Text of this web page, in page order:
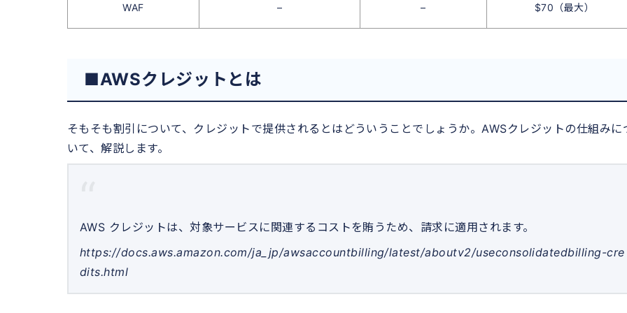
WAF – – $70（最大）
■AWSクレジットとは
そもそも割引について、クレジットで提供されるとはどういうことでしょうか。AWSクレジットの仕組みに
いて、解説します。
AWS クレジットは、対象サービスに関連するコストを賄うため、請求に適用されます。
https://docs.aws.amazon.com/ja_jp/awsaccountbilling/latest/aboutv2/useconsolidatedbilling-cre
dits.html